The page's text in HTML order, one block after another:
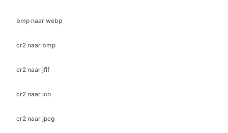
cr2 naar jfif
cr2 naar ico
cr2 naar jpeg
cr2 naar pdf
cr2 naar png